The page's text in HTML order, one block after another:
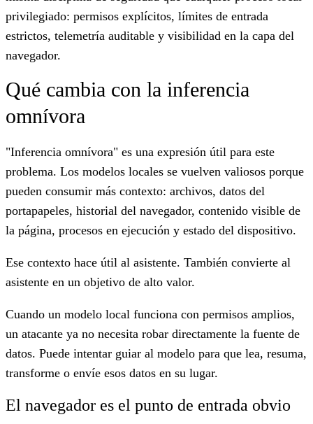
privilegiado: permisos explícitos, límites de entrada
estrictos, telemetría auditable y visibilidad en la capa del
navegador.
Qué cambia con la inferencia
omnívora
"Inferencia omnívora" es una expresión útil para este
problema. Los modelos locales se vuelven valiosos porque
pueden consumir más contexto: archivos, datos del
portapapeles, historial del navegador, contenido visible de
la página, procesos en ejecución y estado del dispositivo.
Ese contexto hace útil al asistente. También convierte al
asistente en un objetivo de alto valor.
Cuando un modelo local funciona con permisos amplios,
un atacante ya no necesita robar directamente la fuente de
datos. Puede intentar guiar al modelo para que lea, resuma,
transforme o envíe esos datos en su lugar.
El navegador es el punto de entrada obvio